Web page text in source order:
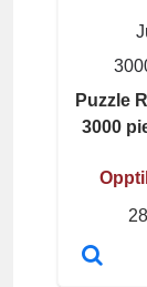
Puzzle
3000